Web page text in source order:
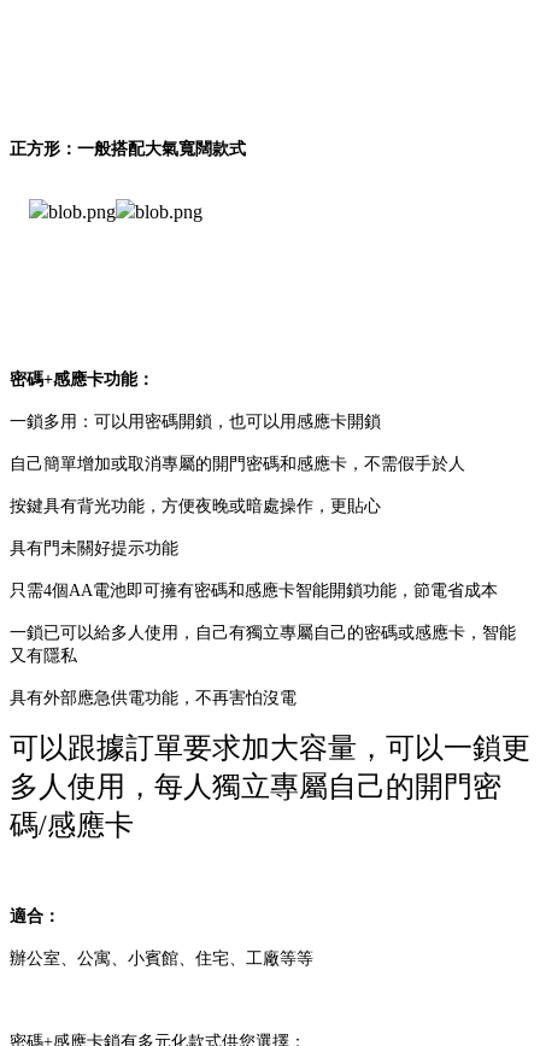
正方形：一般搭配大氣寬闊款式
密碼+感應卡功能：
一鎖多用：可以用密碼開鎖，也可以用感應卡開鎖
自己簡單增加或取消專屬的開門密碼和感應卡，不需假手於人
按鍵具有背光功能，方便夜晚或暗處操作，更貼心
具有門未關好提示功能
只需4個AA電池即可擁有密碼和感應卡智能開鎖功能，節電省成本
一鎖已可以給多人使用，自己有獨立專屬自己的密碼或感應卡，智能
又有隱私
具有外部應急供電功能，不再害怕沒電
可以跟據訂單要求加大容量，可以一鎖更
多人使用，每人獨立專屬自己的開門密
碼/感應卡
適合：
辦公室、公寓、小賓館、住宅、工廠等等
密碼+感應卡鎖有多元化款式供您選擇：